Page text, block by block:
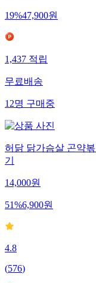
19%47,900원
1,437적립
무료배송
12명구매중
허닭 닭가슴살 곤약
기
14,000원
51%6,900원
4.8
(576)